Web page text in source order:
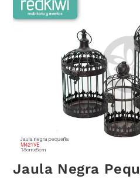
Jaula Negra